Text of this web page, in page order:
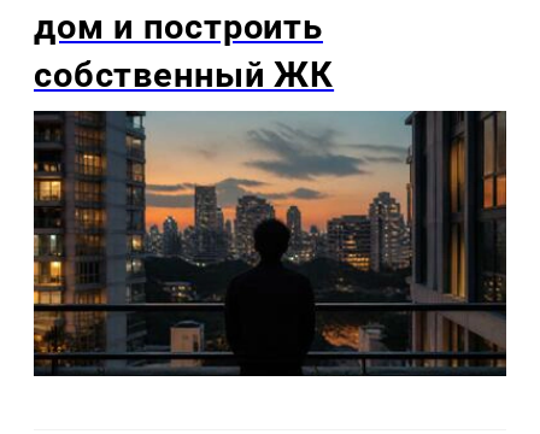
дом и построить
собственный ЖК